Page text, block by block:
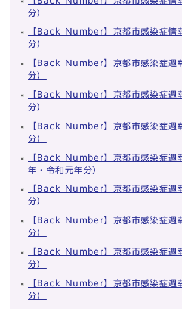
分）
【Back Number】京都市感染症情
分）
【Back Number】京都市感染症週
分）
【Back Number】京都市感染症週
分）
【Back Number】京都市感染症週
分）
【Back Number】京都市感染症週
年・令和元年分）
【Back Number】京都市感染症週
分）
【Back Number】京都市感染症週
分）
【Back Number】京都市感染症週
分）
【Back Number】京都市感染症週
分）